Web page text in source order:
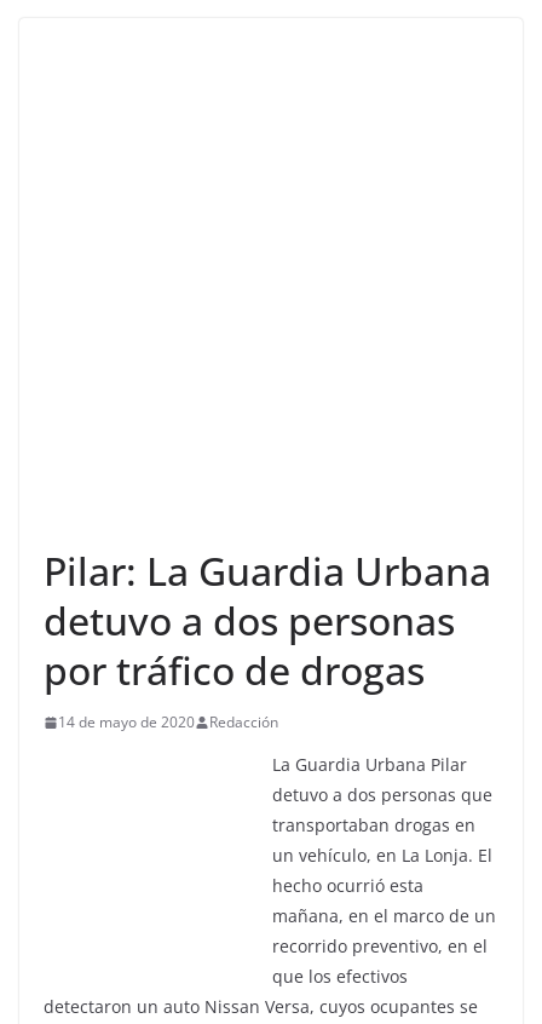
Pilar: La Guardia Urbana
detuvo a dos personas
por tráfico de drogas
14 de mayo de 2020 Redacción
La Guardia Urbana Pilar
detuvo a dos personas que
transportaban drogas en
un vehículo, en La Lonja. El
hecho ocurrió esta
mañana, en el marco de un
recorrido preventivo, en el
que los efectivos
detectaron un auto Nissan Versa, cuyos ocupantes se